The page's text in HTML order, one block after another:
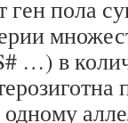
ген пола
…) в